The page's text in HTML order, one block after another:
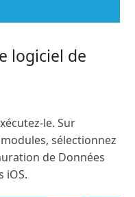
logiciel de
le. Sur
sélectionnez
de Données
iOS.